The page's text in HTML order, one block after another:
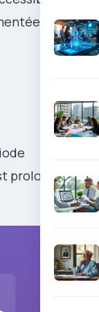
et
prolongé